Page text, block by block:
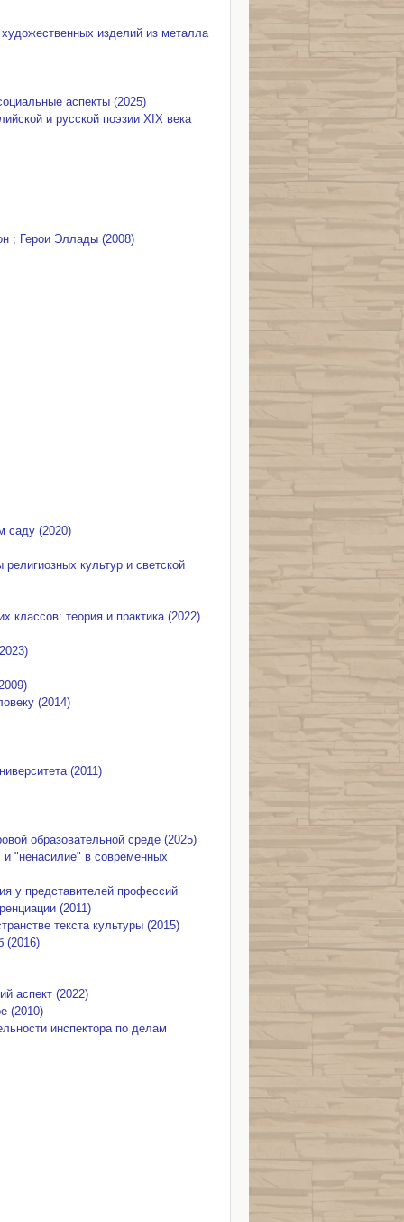
изделий из металла
аспекты (2025)
и русской поэзии XIX века
; Герои Эллады (2008)
саду (2020)
культур и светской
классов: теория и практика (2022)
(2014)
(2011)
образовательной среде (2025)
и "ненасилие" в современных
у представителей профессий
(2011)
текста культуры (2015)
(2016)
аспект (2022)
(2010)
инспектора по делам